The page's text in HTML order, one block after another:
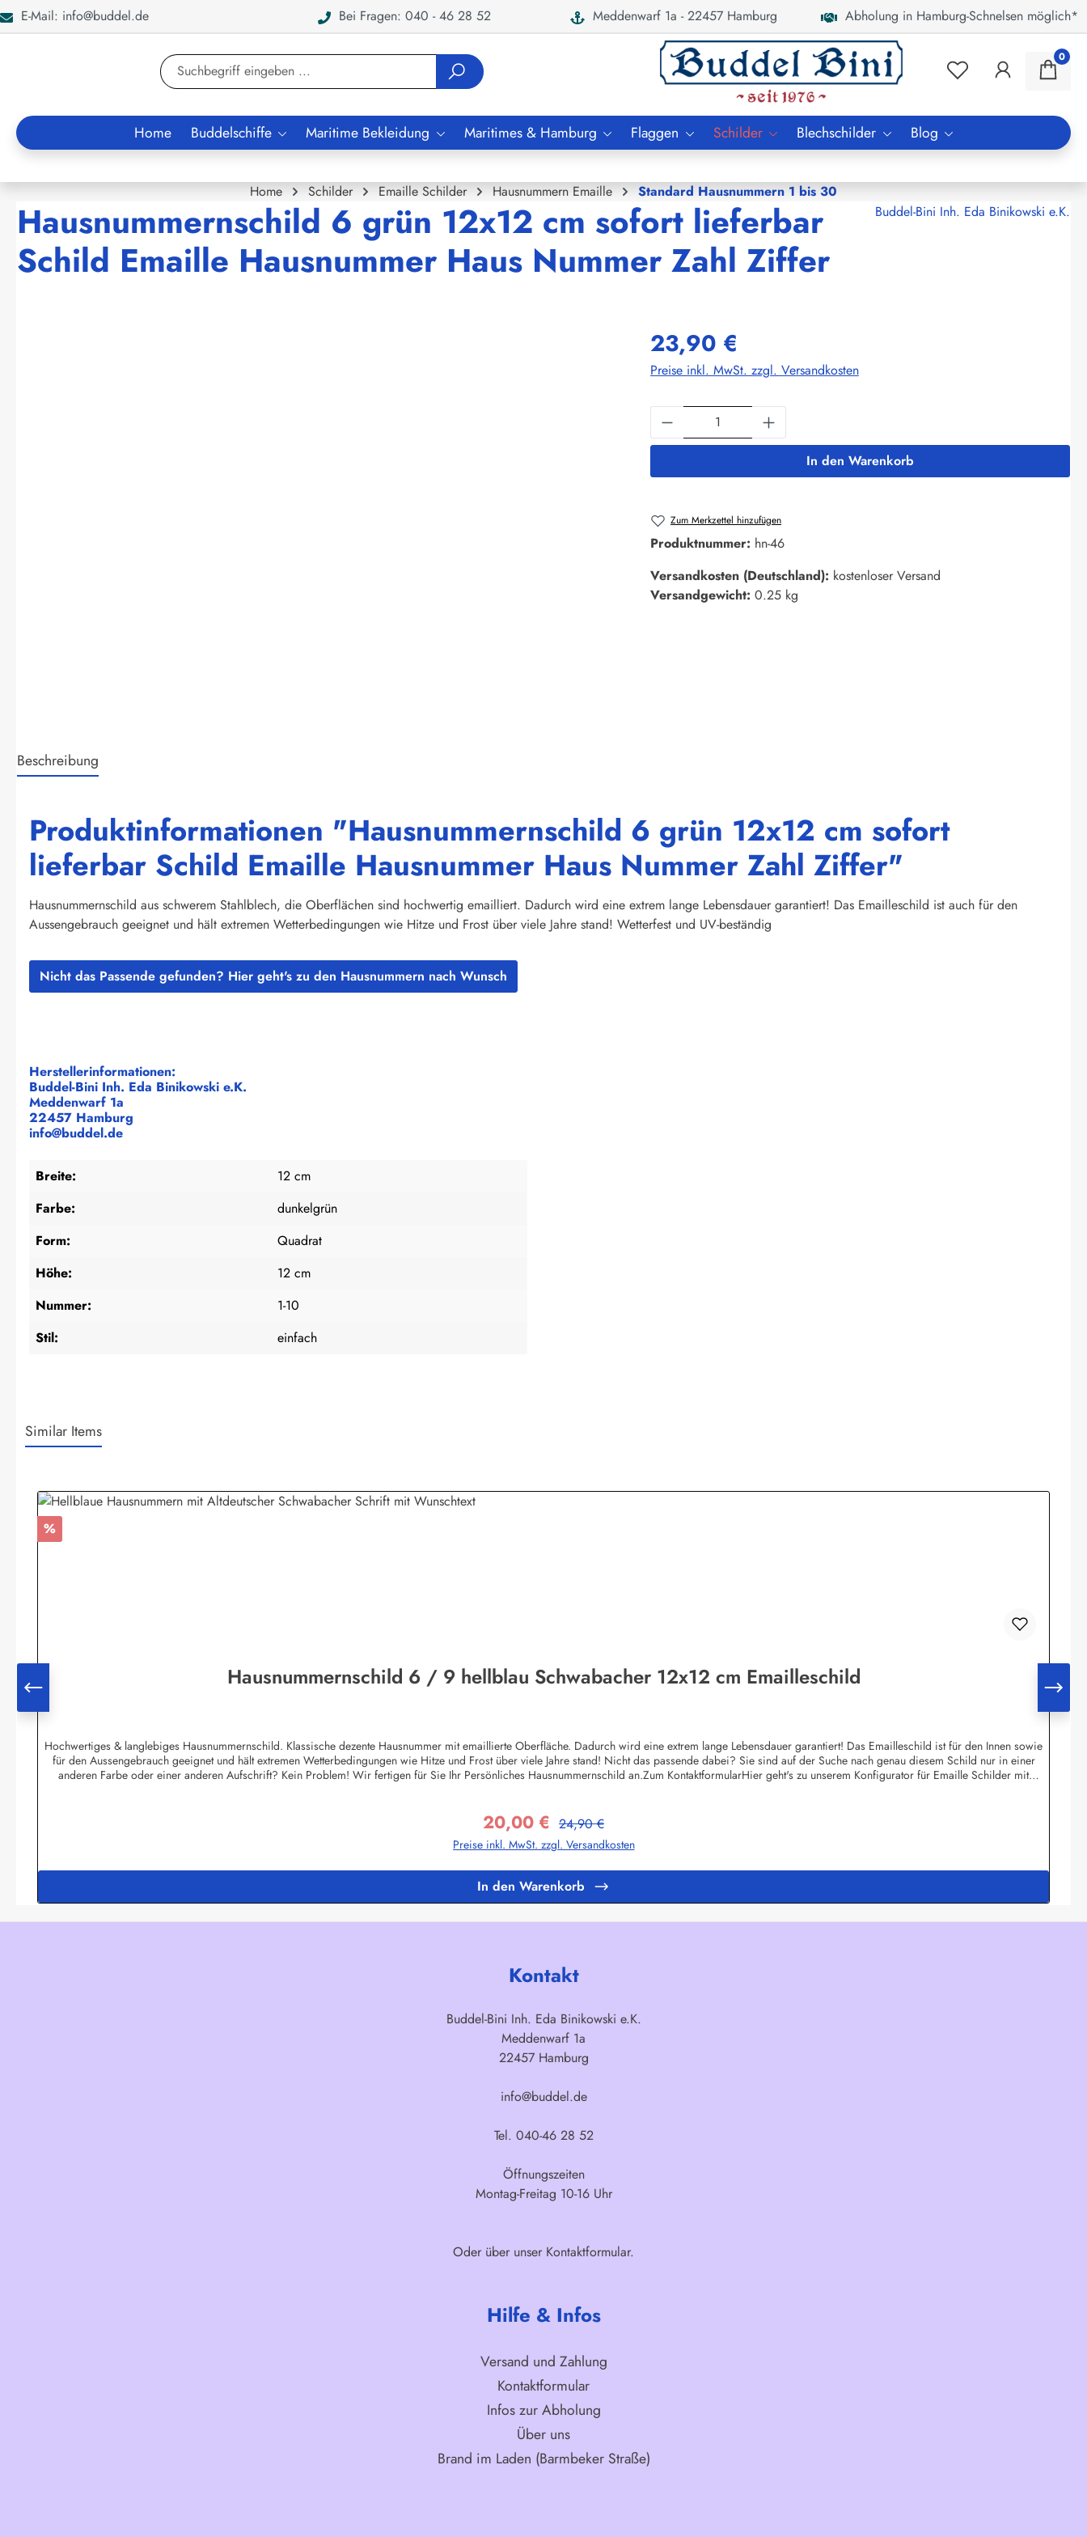
Zur Suche springen
E-Mail: info@buddel.de Bei Fragen: 040 - 46 28 52 Meddenwarf 1a - 22457 Hamburg Abholung in Hamburg-Schnelsen möglich*
0
Home Buddelschiffe Maritime Bekleidung Maritimes & Hamburg Flaggen Schilder Blechschilder Blog
Home Schilder Emaille Schilder Hausnummern Emaille Standard Hausnummern 1 bis 30
Hausnummernschild 6 grün 12x12 cm sofort lieferbar
Schild Emaille Hausnummer Haus Nummer Zahl Ziffer
Buddel-Bini Inh. Eda Binikowski e.K.
23,90 €
Preise inkl. MwSt. zzgl. Versandkosten
Produkt Anzahl: Gib den gewünschten Wert ein
In den Warenkorb
Zum Merkzettel hinzufügen
Produktnummer: hn-46
Versandkosten (Deutschland): kostenloser Versand
Versandgewicht: 0.25 kg
Beschreibung
Produktinformationen "Hausnummernschild 6 grün 12x12 cm sofort
lieferbar Schild Emaille Hausnummer Haus Nummer Zahl Ziffer"
Hausnummernschild aus schwerem Stahlblech, die Oberflächen sind hochwertig emailliert. Dadurch wird eine extrem lange Lebensdauer garantiert! Das Emailleschild ist auch für den
Aussengebrauch geeignet und hält extremen Wetterbedingungen wie Hitze und Frost über viele Jahre stand! Wetterfest und UV-beständig
Nicht das Passende gefunden? Hier geht's zu den Hausnummern nach Wunsch
Herstellerinformationen:
Buddel-Bini Inh. Eda Binikowski e.K.
Meddenwarf 1a
22457 Hamburg
info@buddel.de
Breite:
12 cm
Farbe:
dunkelgrün
Form:
Quadrat
Höhe:
12 cm
Nummer:
1-10
Stil:
einfach
Similar Items
Rabatt
%
Hausnummernschild 6 / 9 hellblau Schwabacher 12x12 cm Emailleschild
Hochwertiges & langlebiges Hausnummernschild. Klassische dezente Hausnummer mit emaillierte Oberfläche. Dadurch wird eine extrem lange Lebensdauer garantiert! Das Emailleschild ist für den Innen sowie
für den Aussengebrauch geeignet und hält extremen Wetterbedingungen wie Hitze und Frost über viele Jahre stand! Nicht das passende dabei? Sie sind auf der Suche nach genau diesem Schild nur in einer
anderen Farbe oder einer anderen Aufschrift? Kein Problem! Wir fertigen für Sie Ihr Persönliches Hausnummernschild an.Zum KontaktformularHier geht's zu unserem Konfigurator für Emaille Schilder mit
Verkaufspreis:
20,00 € Regulärer Preis:
24,90 €
Preise inkl. MwSt. zzgl. Versandkosten
In den Warenkorb
Kontakt
Buddel-Bini Inh. Eda Binikowski e.K.
Meddenwarf 1a
22457 Hamburg
info@buddel.de
Tel. 040-46 28 52
Öffnungszeiten
Montag-Freitag 10-16 Uhr
Oder über unser Kontaktformular.
Hilfe & Infos
Versand und Zahlung
Kontaktformular
Infos zur Abholung
Über uns
Brand im Laden (Barmbeker Straße)